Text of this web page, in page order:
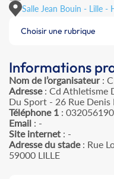
Salle Jean Bouin - Lille -
Choisir une rubrique
Informations
Nom de l’organisateur:
Adresse: Cd Athletisme
Du Sport - 26 Rue
Téléphone 1 :
Email : -
Site internet : -
Adresse du stade: Rue
59000 LILLE